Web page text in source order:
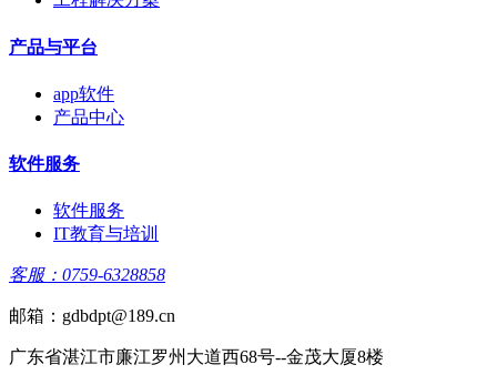
产品与平台
app软件
产品中心
软件服务
软件服务
IT教育与培训
客服：0759-6328858
邮箱：gdbdpt@189.cn
广东省湛江市廉江罗州大道西68号--金茂大厦8楼